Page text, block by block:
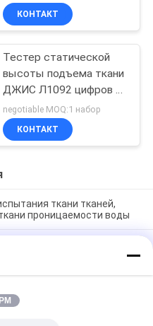
КОНТАКТ
Тестер статической
высоты подъема ткани
ДЖИС Л1092 цифров с
экраном касания ЛКД
negotiable MOQ:1 набор
КОНТАКТ
ткани тканей,
проницаемости воды
проницаемости
и отсутствие
нетканой ткани с
для проверки